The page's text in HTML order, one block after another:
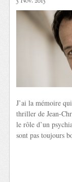
J’ai la mémoire
thriller de Jean-
le rôle d’un
sont pas toujours